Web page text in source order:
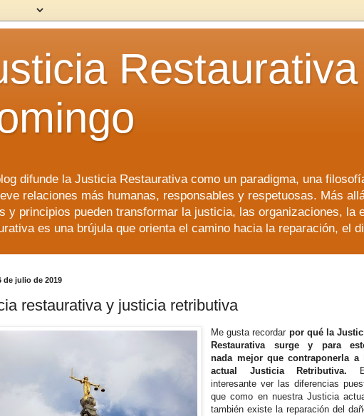
difunde la Justicia Restaurativa como un paradigma, una
relaciones más humanas, responsables y respetuosas. Más
y principios pueden transformar la justicia, las organizaciones, la
es una brújula que orienta el camino hacia la reparación, el
de julio de 2019
restaurativa y justicia retributiva
Me gusta recordar por qué la
Restaurativa surge y para
nada mejor que contraponerla a
actual Justicia Retributiva.
interesante ver las diferencias
que como en nuestra Justicia
también existe la reparación del